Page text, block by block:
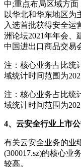
中;重点布局区域方
以华北和华东地区为
入选首批获得安全运
洲论坛2021年年会、
中国进出口商品交易
注：核心业务占比统
域统计时间范围为
注：核心业务占比统
域统计时间范围为
4、云安全行业上市
有关云安全业务的业
(300017.sz)的核心业
较高。